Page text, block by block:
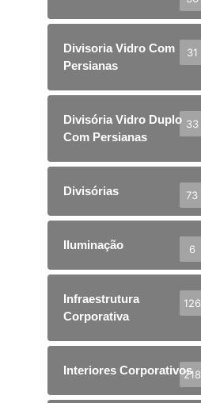
Divisoria Vidro Com
Persianas
31
Divisória Vidro Duplo
Com Persianas
33
Divisórias 73
Iluminação 6
Infraestrutura
Corporativa
126
Interiores Corporativos218